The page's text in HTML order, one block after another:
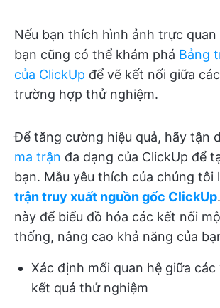
Nếu bạn thích hình ảnh trực
bạn cũng có thể khám phá Bảng
của ClickUp để vẽ kết nối giữa
trường hợp thử nghiệm.
Để tăng cường hiệu quả, hãy tận
ma trận đa dạng của ClickUp để
bạn. Mẫu yêu thích của chúng tôi
trận truy xuất nguồn gốc ClickUp
này để biểu đồ hóa các kết nối
thống, nâng cao khả năng của
Xác định mối quan hệ giữa các
kết quả thử nghiệm